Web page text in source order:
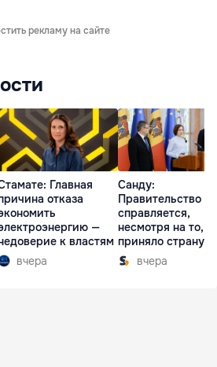
рекламу на сайте
Главная
отказа
—
к властям
вчера
Санду:
Правительство
справляется,
несмотря на то,
приняло страну в
разгар кризиса
вчера